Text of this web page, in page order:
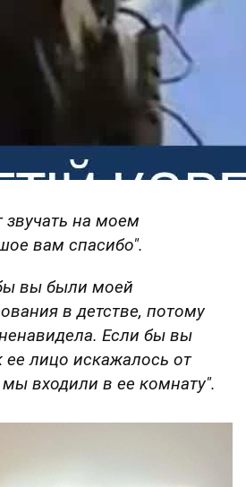
звучать на моем
вам спасибо".
вы были моей
в детстве, потому
Если бы вы
ее лицо искажалось от
мы входили в ее комнату".